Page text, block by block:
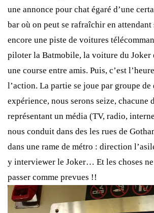
une annonce pour chat égaré d’une
bar où on peut se rafraîchir en attendant
encore une piste de voitures
piloter la Batmobile, la voiture du Joker
une course entre amis. Puis, c’est
l’action. La partie se joue par groupe de
expérience, nous serons seize, chacune
représentant un média (TV, radio,
nous conduit dans des les rues de
dans une rame de métro : direction
y interviewer le Joker… Et les choses ne
passer comme prevues !!